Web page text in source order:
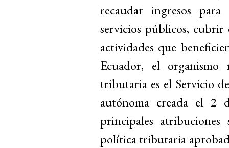
recaudar ingresos
servicios públicos, cubrir
actividades que
Ecuador, el organismo
tributaria es el Servicio
autónoma creada el 2
principales
política tributaria